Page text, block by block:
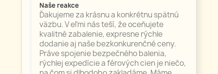
Naše reakce
Ďakujeme za krásnu a konkrétnu spätnú
väzbu. V eľmi nás teší, že oceňujete
kvalitné zabalenie, expresne rýchle
dodanie aj naše bezkonkurenčné ceny.
Práve spojenie bezpečného balenia,
rýchlej expedície a férových cien je niečo,